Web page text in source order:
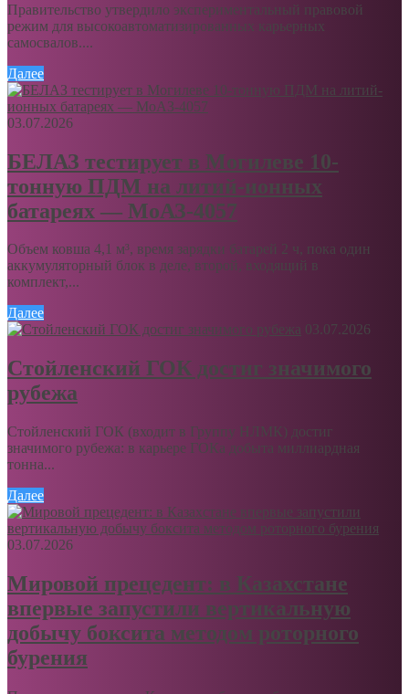
Правительство утвердило экспериментальный правовой
режим для высокоавтоматизированных карьерных
самосвалов....
Далее
03.07.2026
БЕЛАЗ тестирует в Могилеве 10-
тонную ПДМ на литий-ионных
батареях — МоАЗ-4057
Объем ковша 4,1 м³, время зарядки батарей 2 ч, пока один
аккумуляторный блок в деле, второй, входящий в
комплект,...
Далее
03.07.2026
Стойленский ГОК достиг значимого
рубежа
Стойленский ГОК (входит в Группу НЛМК) достиг
значимого рубежа: в карьере ГОКа добыта миллиардная
тонна...
Далее
03.07.2026
Мировой прецедент: в Казахстане
впервые запустили вертикальную
добычу боксита методом роторного
бурения